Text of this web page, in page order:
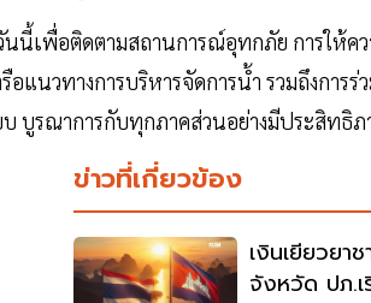
นี้เพื่อติดตามสถานการณ์อุทกภัย การให้ค
แนวทางการบริหารจัดการน้ำ รวมถึงการ
บูรณาการกับทุกภาคส่วนอย่างมีประสิทธิ
ข่าวที่เกี่ยวข้อง
เงินเยียวยา
จังหวัด ปภ.